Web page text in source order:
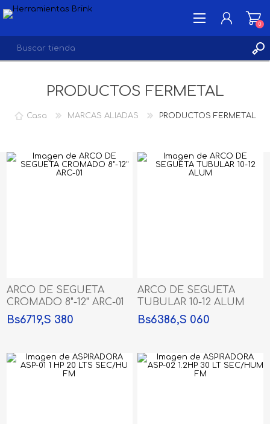
INICIA SESIÓN
LISTA DE DESEOS
0
0
PRODUCTOS FERMETAL
Casa MARCAS ALIADAS PRODUCTOS FERMETAL
ARCO DE SEGUETA
CROMADO 8"-12" ARC-01
Bs6719,S 380
ARCO DE SEGUETA
TUBULAR 10-12 ALUM
Bs6386,S 060